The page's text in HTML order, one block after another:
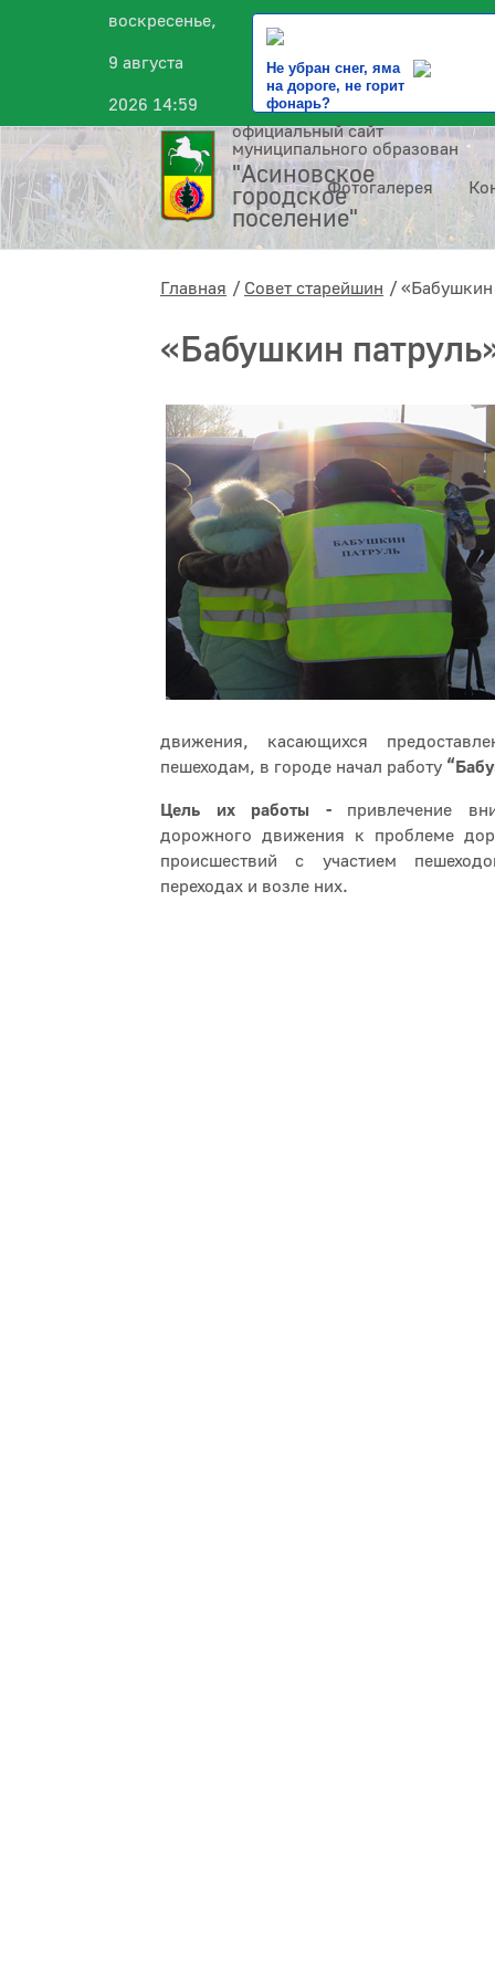
воскресенье,
9 августа
2026 14:59
Не убран снег, яма
на дороге, не горит
фонарь?
официальный сайт
муниципального образования
"Асиновское
городское
поселение"
Фотогалерея
Главная Совет старейшин «Бабушкин
«Бабушкин
движения, касающихся
пешеходам, в городе начал работу
Цель их работы -привлечение
дорожного движения к проблеме
происшествий с участием
переходах и возле них.